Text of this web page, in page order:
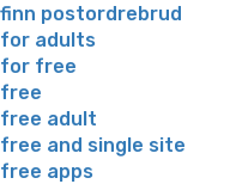
finn postordrebrud
for adults
for free
free
free adult
free and single site
free apps